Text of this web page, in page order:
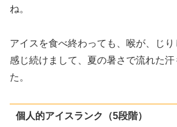
ね。
アイスを食べ終わっても、喉が、じ
感じ続けまして、夏の暑さで流れた
た。
個人的アイスランク（5段階）